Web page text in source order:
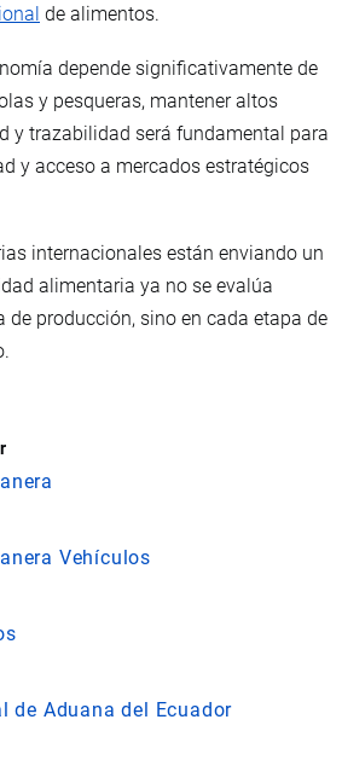
de alimentos.
depende significativamente de
y pesqueras, mantener altos
y trazabilidad será fundamental para
y acceso a mercados estratégicos
internacionales están enviando un
alimentaria ya no se evalúa
de producción, sino en cada etapa de
Vehículos
de Aduana del Ecuador